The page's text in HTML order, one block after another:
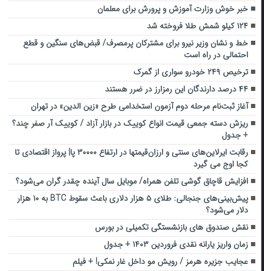
خبر خوش وزارت آموزش و پرورش برای معلمان
۱۲۴ کیلو شمش طلا فروخته شد
خط و نشان وزیر نیرو برای مشترکان پرمصرف/ قبض‌های سنگین و قطع
احتمالی در راه است
ترخیص ۲۴۹ خودرو سواری از گمرک
۴۴ درصد دارندگان این رمزارز در ضرر هستند
آغاز ثبت‌نام مرحله دوم آزمون استخدامی طرح «زین الدین» در تهران
ریزش دسته جمعی قیمت انواع کوییک در بازار آزاد / کوییک آر صفر چند؟
+ جدول
رقابت ایرلاین‌های سنتی و ارزان‌قیمتها در ارتفاع ۳۰۰۰۰ پا| پرواز اقتصادی تا
کجا اوج می گیرد
افزایش قاچاق گوشی تلفن همراه/ موبایل سال آینده چقدر گران می‌شود؟
پیش‌بینی‌های جنجالی: طلای ۵ هزار دلاری باعث سقوط BTC به ۱۰ هزار
دلار می‌شود؟
نقش صندوق‌ های بازنشستگی تکمیلی در بورس
زمان واریز یارانه نقدی فروردین ۱۴۰۳ + جدول
عجایب جزیره هرمز / رویش مو داخل غار نمکی! + فیلم